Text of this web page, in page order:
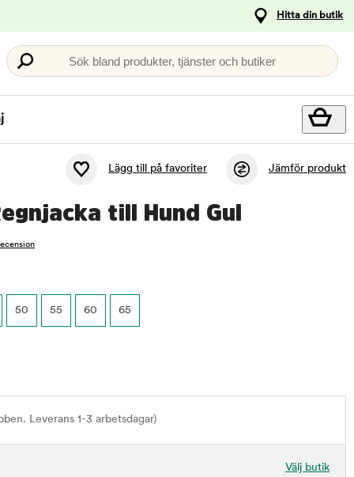
Hitta din butik
Sök bland produkter, tjänster och butiker
Lägg till på favoriter Jämför produkt
till Hund Gul
50 55 60 65
Leverans 1-3 arbetsdagar)
Välj butik